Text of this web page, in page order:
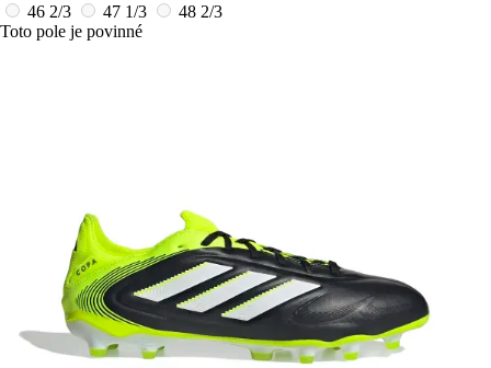
46 2/3
47 1/3
48 2/3
Toto pole je povinné